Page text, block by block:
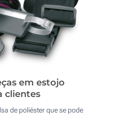
em estojo
clientes
de poliéster que se pode